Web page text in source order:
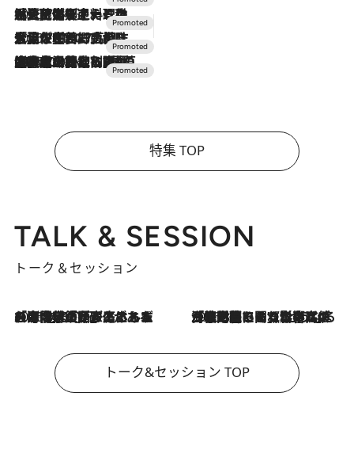
2026.7.24
【夏限定ディナーコース】旬を迎える稚鮎や花ズッキーニなどをイタリア・トスカーナの郷土料理の手法で満喫！
2026.7.17
「土佐和ハーブかき氷」がOMO7高知に登場！生姜、山椒、大葉など目にも舌にも涼を呼ぶ郷土の味
2026.7.10
NEW OPEN！【界 草津】名湯の地に誕生。趣の異なる2種の温泉と上州ならではの会席・蕎麦割烹など美食を味わう究極の癒やし旅
特集 TOP
TALK & SESSION
トーク＆セッション
2026.8.3
「今後値上げがあるとすれば…」「リスクがあるのは今年の冬」エネルギー専門家が語る、ホルムズ海峡封鎖が家庭にもたらす“ある心配” 2026.8.3
「住宅建てられない…」「サーチャージ料の高値が続いている」ホルムズ海峡封鎖による影響はいつまで続く？《エネルギー専門家に聞く“どうなる日本の暮らし”》
トーク&セッション TOP